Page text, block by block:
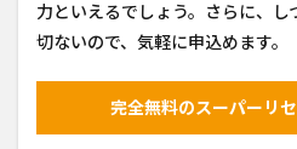
力といえるでしょう。さらに、
切ないので、気軽に申込めます。
完全無料のスーパーリ